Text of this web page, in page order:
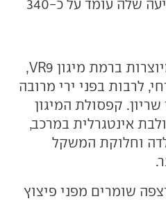
קמ"ש פחות) וטווח הנסיעה שלה עומד על כ-340
שתיהן מיוצרות ברמת מיגון VR9,
לרבות בפני ירי מרובה
קפסולת המיגון
אינטגרלית במרכב,
וחלוקת המשקל
שומרים מפני פיצוץ